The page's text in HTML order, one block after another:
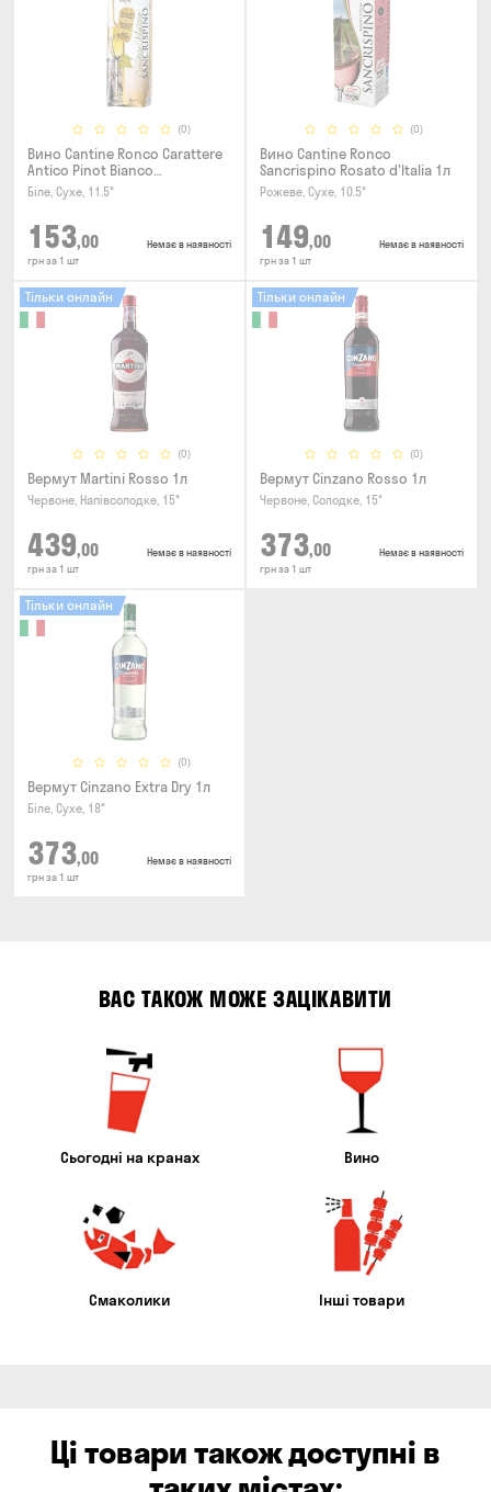
(0)
Вино Cantine Ronco Carattere
Antico Pinot Bianco
Chardonnay Rubicone IGT 1л
Біле, Сухе, 11.5°
153,00
грн за 1 шт
Немає в наявності
(0)
Вино Cantine Ronco
Sancrispino Rosato d'Italia 1л
Рожеве, Сухе, 10.5°
149,00
грн за 1 шт
Немає в наявності
(0)
Тільки онлайн
Вермут Martini Rosso 1л
Червоне, Напівсолодке, 15°
439,00
грн за 1 шт
Немає в наявності
(0)
Тільки онлайн
Вермут Cinzano Rosso 1л
Червоне, Солодке, 15°
373,00
грн за 1 шт
Немає в наявності
(0)
Тільки онлайн
Вермут Cinzano Extra Dry 1л
Біле, Сухе, 18°
373,00
грн за 1 шт
Немає в наявності
ВАС ТАКОЖ МОЖЕ ЗАЦІКАВИТИ
Сьогодні на кранах Вино
Смаколики Інші товари
Ці товари також доступні в